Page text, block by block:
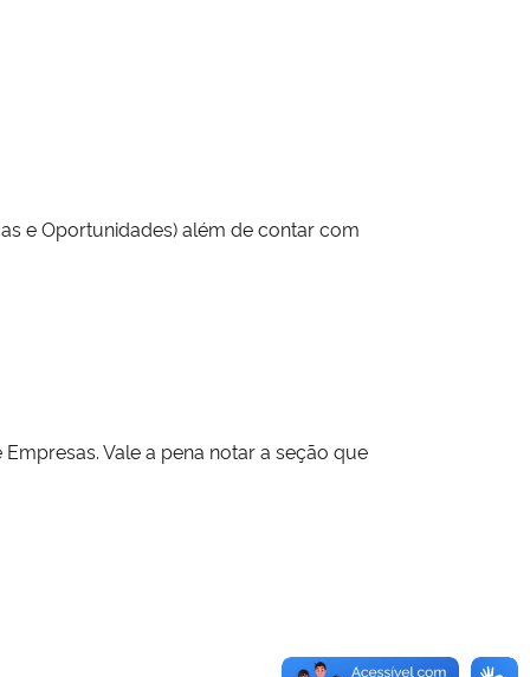
e Oportunidades) além de contar com
Vale a pena notar a seção que